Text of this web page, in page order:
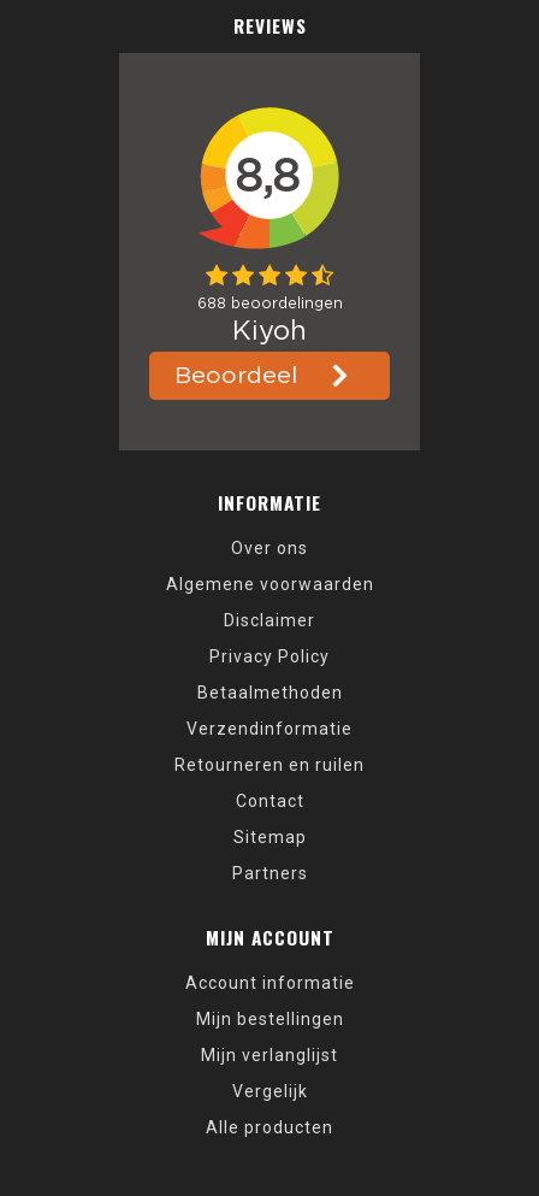
REVIEWS
INFORMATIE
Over ons
Algemene voorwaarden
Disclaimer
Privacy Policy
Betaalmethoden
Verzendinformatie
Retourneren en ruilen
Contact
Sitemap
Partners
MIJN ACCOUNT
Account informatie
Mijn bestellingen
Mijn verlanglijst
Vergelijk
Alle producten